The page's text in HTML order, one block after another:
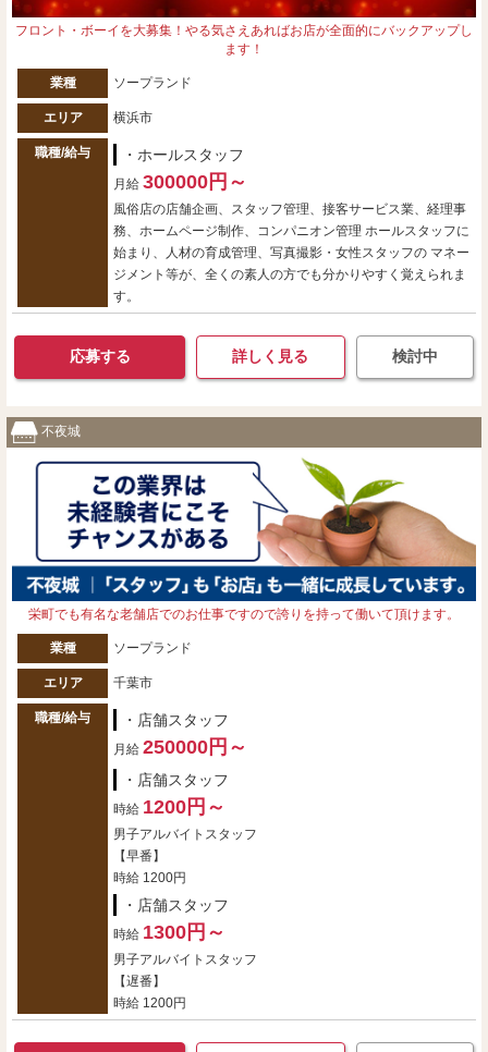
フロント・ボーイを大募集！やる気さえあればお店が全面的にバックアップし
ます！
業種 ソープランド
エリア 横浜市
職種/給与 ・ホールスタッフ
月給 300000円～
風俗店の店舗企画、スタッフ管理、接客サービス業、経理事
務、ホームページ制作、コンパニオン管理 ホールスタッフに
始まり、人材の育成管理、写真撮影・女性スタッフの マネー
ジメント等が、全くの素人の方でも分かりやすく覚えられま
す。
応募する 詳しく見る 検討中
不夜城
栄町でも有名な老舗店でのお仕事ですので誇りを持って働いて頂けます。
業種 ソープランド
エリア 千葉市
職種/給与 ・店舗スタッフ
月給 250000円～
・店舗スタッフ
時給 1200円～
男子アルバイトスタッフ
【早番】
時給 1200円
・店舗スタッフ
時給 1300円～
男子アルバイトスタッフ
【遅番】
時給 1200円